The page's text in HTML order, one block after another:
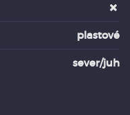
plastové
sever/juh